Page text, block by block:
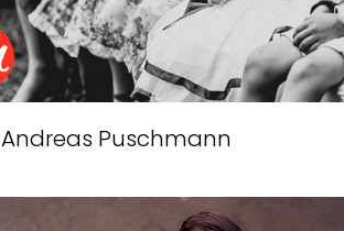
Andreas Puschmann